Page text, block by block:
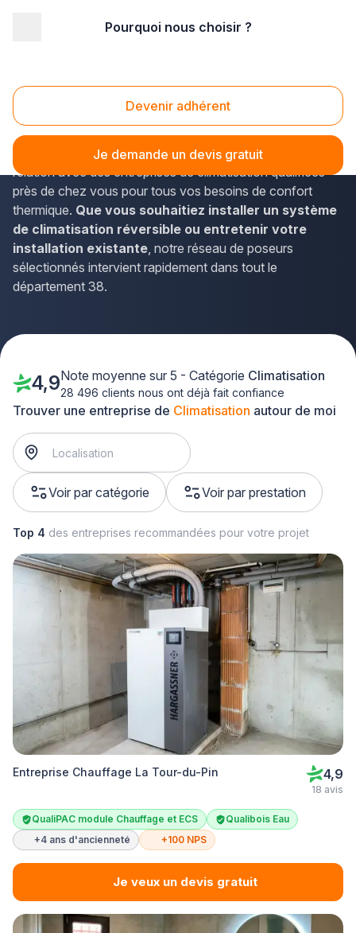
Pourquoi nous choisir ?
Devenir adhérent
Je demande un devis gratuit
Climatisation Isère (38)
Vous recherchez unprofessionnel de la climatisation
dans l'Isère ? La solution Plus que pro vous met en
relation avec des entreprises de climatisation qualifiées
près de chez vous pour tous vos besoins de confort
thermique. Que vous souhaitiez installer un système
de climatisation réversible ou entretenir votre
installation existante, notre réseau de poseurs
sélectionnés intervient rapidement dans tout le
département 38.
Trouver une entreprise de Climatisation autour de moi
Voir par catégorie Voir par prestation
4,9Note moyenne sur 5 - Catégorie Climatisation
28 496 clients nous ont déjà fait confiance
Top 4 des entreprises recommandées pour votre projet
Entreprise Chauffage La Tour-du-Pin 4,9
18 avis
QualiPAC module Chauffage et ECS
Qualibois Eau
+4 ans d'ancienneté
+100 NPS
Je veux un devis gratuit